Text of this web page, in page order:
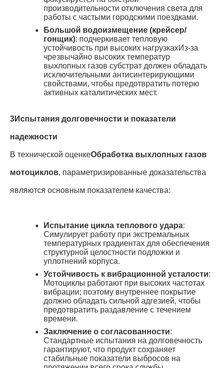
производительности отключения света для
работы с частыми городскими поездками.
Большой водоизмещение (крейсер/
гонщик): подчеркивает тепловую
устойчивость при высоких нагрузкахИз-за
чрезвычайно высоких температур
выхлопных газов субстрат должен обладать
исключительными антисинтерирующими
свойствами, чтобы предотвратить потерю
активных каталитических мест.
3Испытания долговечности и показатели
надежности
В технической оценкеОбработка выхлопных газов
мотоциклов, параметризированные доказательства
являются основным показателем качества:
Испытание цикла теплового удара:
Симулирует работу при экстремальных
температурных градиентах для обеспечения
структурной целостности подложки и
уплотнений корпуса.
Устойчивость к вибрационной усталости:
Мотоциклы работают при высоких частотах
вибрации; поэтому внутреннее покрытие
должно обладать сильной адгезией, чтобы
предотвратить раздавление с течением
времени.
Заключение о согласованности:
Стандартные испытания на долговечность
гарантируют, что продукт сохраняет
стабильные показатели выбросов на